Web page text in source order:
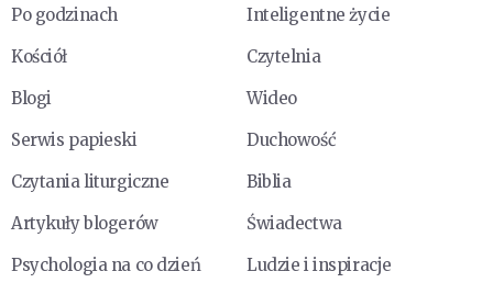
Po godzinach
Inteligentne życie
Kościół
Czytelnia
Blogi
Wideo
Serwis papieski
Duchowość
Czytania liturgiczne
Biblia
Artykuły blogerów
Świadectwa
Psychologia na co dzień
Ludzie i inspiracje